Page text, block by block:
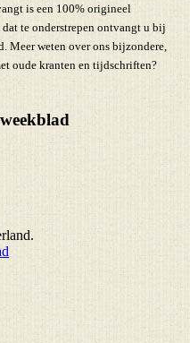
is een 100% origineel
te onderstrepen ontvangt u bij
Meer weten over ons bijzondere,
oude kranten en tijdschriften?